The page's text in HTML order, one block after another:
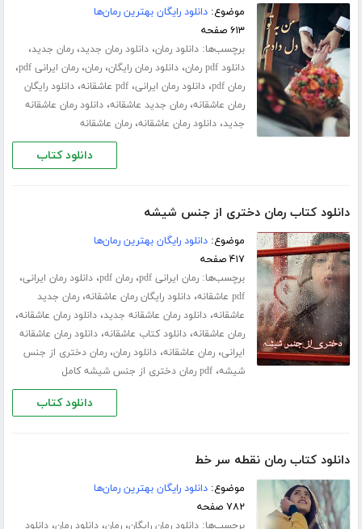
موضوع:دانلود رایگان بهترین رمان‌ها
۶۱۳ صفحه
برچسب‌ها:دانلود رمان،دانلود رمان جدید،رمان جدید،
دانلود pdf رمان ،دانلود رمان رایگان،رمان،رمان ایرانی pdf ،
رمان pdf ،دانلود رمان ایرانی،pdf عاشقانه ،دانلود رایگان
رمان عاشقانه،رمان جدید عاشقانه،دانلود رمان عاشقانه
جدید،دانلود رمان عاشقانه،رمان عاشقانه
دانلود کتاب
دانلود کتاب رمان دختری از جنس شیشه
موضوع:دانلود رایگان بهترین رمان‌ها
۴۱۷ صفحه
برچسب‌ها:رمان ایرانی pdf ،رمان pdf ،دانلود رمان ایرانی،
pdf عاشقانه ،دانلود رایگان رمان عاشقانه،رمان جدید
عاشقانه،دانلود رمان عاشقانه جدید،دانلود رمان عاشقانه،
رمان عاشقانه،دانلود کتاب عاشقانه،دانلود رمان عاشقانه
ایرانی،رمان عاشقانه،دانلود رمان،رمان دختری از جنس
شیشه،pdf رمان دختری از جنس شیشه کامل
دانلود کتاب
دانلود کتاب رمان نقطه سر خط
موضوع:دانلود رایگان بهترین رمان‌ها
۷۸۲ صفحه
دانلود رمان رایگان رمان دانلود رمان دانلود